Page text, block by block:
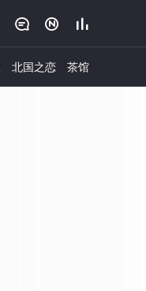
  
北国之恋 茶馆